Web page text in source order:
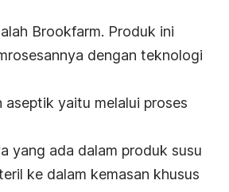
Brookfarm. Produk ini
dengan teknologi
aseptik yaitu melalui proses
yang ada dalam produk susu
ke dalam kemasan khusus